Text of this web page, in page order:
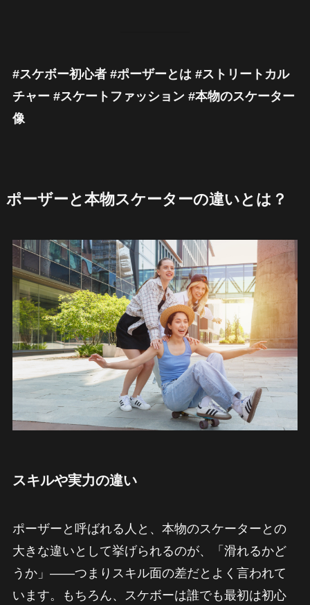
#スケボー初心者 #ポーザーとは #ストリートカル
チャー #スケートファッション #本物のスケーター
像
ポーザーと本物スケーターの違いとは？
スキルや実力の違い
ポーザーと呼ばれる人と、本物のスケーターとの
大きな違いとして挙げられるのが、「滑れるかど
うか」——つまりスキル面の差だとよく言われて
います。もちろん、スケボーは誰でも最初は初心